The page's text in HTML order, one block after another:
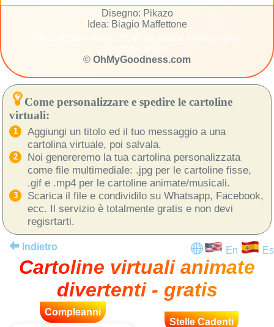
Disegno: Pikazo
Idea: Biagio Maffettone
© OhMyGoodness.com
Come personalizzare e spedire le cartoline
virtuali:
Aggiungi un titolo ed il tuo messaggio a una
cartolina virtuale, poi salvala.
Noi genereremo la tua cartolina personalizzata
come file multimediale: .jpg per le cartoline fisse,
.gif e .mp4 per le cartoline animate/musicali.
Scarica il file e condividilo su Whatsapp, Facebook,
ecc. Il servizio è totalmente gratis e non devi
regisrtarti.
Indietro En Es
Cartoline virtuali animate
divertenti - gratis
Compleanni
Stelle Cadenti